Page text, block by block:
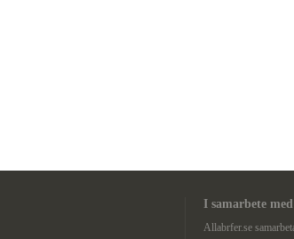
I samarbete
Allabrfer.se